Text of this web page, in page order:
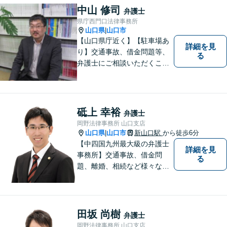
中山 修司 弁護士
県庁西門口法律事務所
山口県| 山口市
【山口県庁近く】【駐車場あ
り】交通事故、借金問題等、
弁護士にご相談いただくこと
談ください。専門知識を有す
る弁護士が、客観的視点から
事案を検討し、最適の解決方
法を探ります。
詳細を見
る
砥上 幸裕 弁護士
岡野法律事務所 山口支店
山口県| 山口市 新山口駅 から徒歩6分
【中四国九州最大級の弁護士
事務所】交通事故、借金問
題、離婚、相続など様々な問
い！
詳細を見
る
田坂 尚樹 弁護士
岡野法律事務所 山口支店